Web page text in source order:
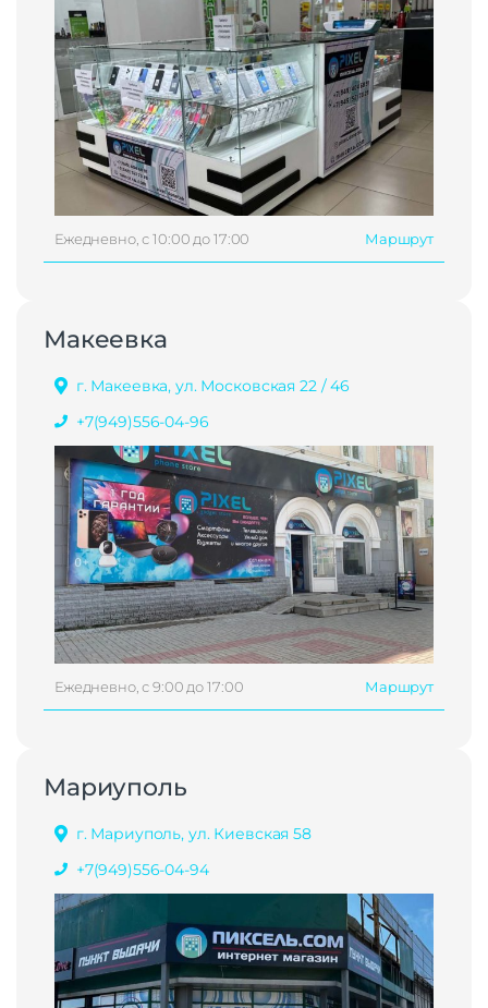
Ежедневно, с 10:00 до 17:00 Маршрут
Макеевка
г. Макеевка, ул. Московская 22 / 46
+7(949)556-04-96
Ежедневно, с 9:00 до 17:00 Маршрут
Мариуполь
г. Мариуполь, ул. Киевская 58
+7(949)556-04-94